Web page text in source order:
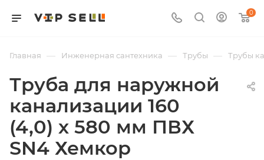
0
Главная — Инженерная сантехника — Трубы — Трубы
Труба для наружной
канализации 160
(4,0) х 580 мм ПВХ
SN4 Хемкор